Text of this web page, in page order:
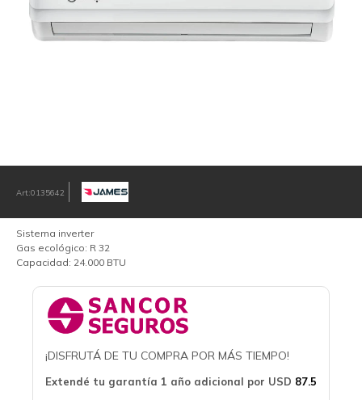
0135642
Sistema inverter
Gas ecológico: R 32
Capacidad: 24.000 BTU
¡DISFRUTÁ DE TU COMPRA POR MÁS TIEMPO!
Extendé tu garantía 1 año adicional por USD 87.5